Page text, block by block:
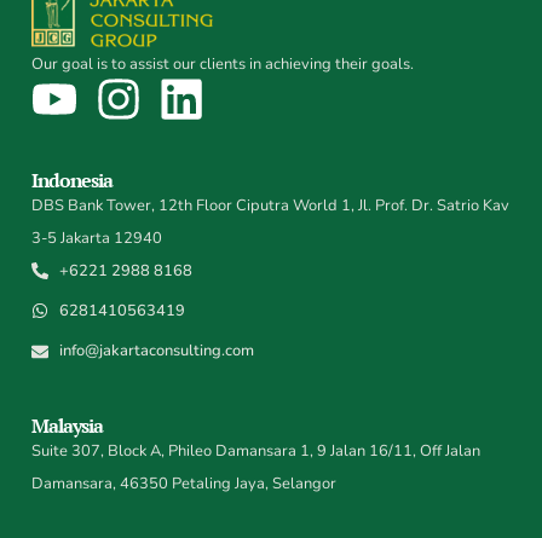
Our goal is to assist our clients in achieving their goals.
Indonesia
DBS Bank Tower, 12th Floor Ciputra World 1, Jl. Prof. Dr. Satrio Kav
3-5 Jakarta 12940
+6221 2988 8168
6281410563419
info@jakartaconsulting.com
Malaysia
Suite 307, Block A, Phileo Damansara 1, 9 Jalan 16/11, Off Jalan
Damansara, 46350 Petaling Jaya, Selangor